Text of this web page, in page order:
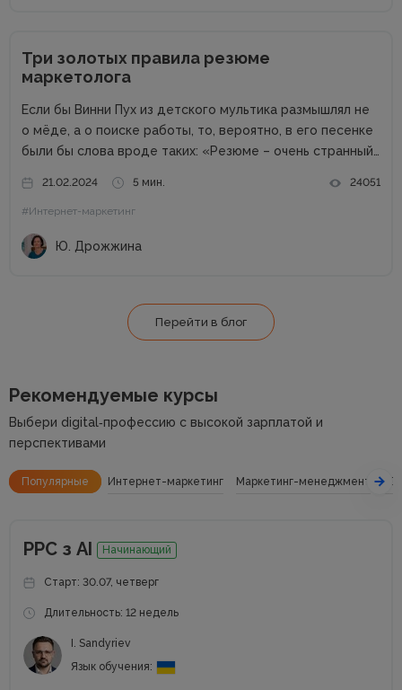
Три золотых правила резюме
маркетолога
Если бы Винни Пух из детского мультика размышлял не
о мёде, а о поиске работы, то, вероятно, в его песенке
были бы слова вроде таких: «Резюме – очень странный
что...
21.02.2024 5 мин. 24051
#Интернет-маркетинг
Ю. Дрожжина
Перейти в блог
Рекомендуемые курсы
Выбери digital‑профессию с высокой зарплатой и
перспективами
Популярные Интернет-маркетинг Маркетинг-менеджмент
РРС з АІ Начинающий
Старт: 30.07, четверг
Длительность: 12 недель
I. Sandyriev
Язык обучения: